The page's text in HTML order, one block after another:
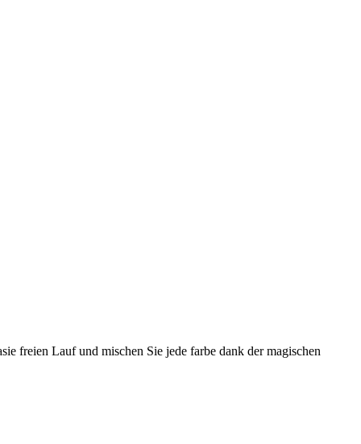
freien Lauf und mischen Sie jede farbe dank der magischen